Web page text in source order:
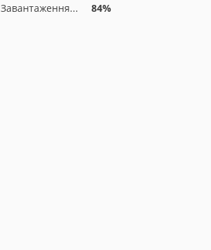
Завантаження... 84%